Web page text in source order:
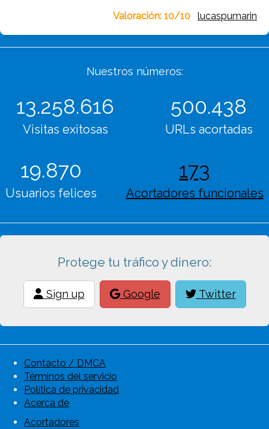
Valoración: 10/10
lucaspumarin
Nuestros números:
13.258.616
Visitas exitosas
500.438
URLs acortadas
19.870
Usuarios felices
173
Acortadores funcionales
Protege tu tráfico y dinero:
Sign up Google Twitter
Contacto / DMCA
Términos del servicio
Política de privacidad
Acerca de
Acortadores